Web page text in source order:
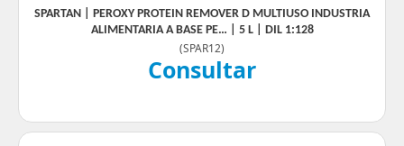
SPARTAN | PEROXY PROTEIN REMOVER D MULTIUSO INDUSTRIA
ALIMENTARIA A BASE PE… | 5 L | DIL 1:128
(SPAR12)
Consultar